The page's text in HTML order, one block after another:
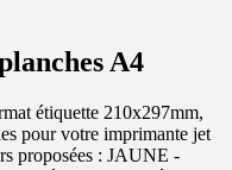
A4
étiquette 210x297mm,
pour votre imprimante jet
proposées : JAUNE -